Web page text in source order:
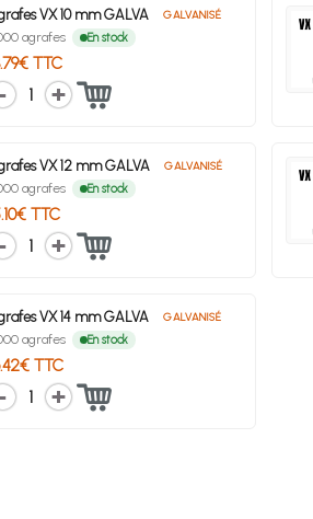
VX 10 mm GALVA GALVANISÉ
agrafes En stock
TTC
1
VX 12 mm GALVA GALVANISÉ
agrafes En stock
TTC
1
VX 14 mm GALVA GALVANISÉ
agrafes En stock
TTC
1